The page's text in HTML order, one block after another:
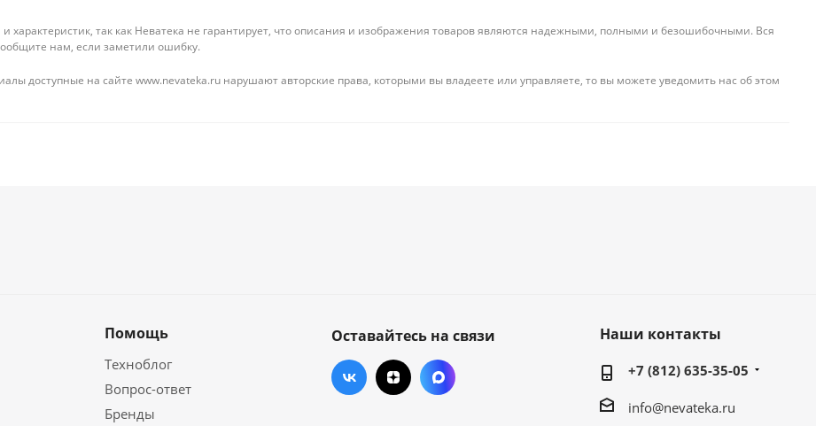
характеристик, так как Неватека не гарантирует, что описания и изображения товаров являются надежными, полными и безошибочными. Вся
нам, если заметили ошибку.
доступные на сайте www.nevateka.ru нарушают авторские права, которыми вы владеете или управляете, то вы можете уведомить нас об этом
Помощь
Техноблог
Вопрос-ответ
Бренды
Оставайтесь на связи Наши контакты
+7 (812) 635-35-05
info@nevateka.ru